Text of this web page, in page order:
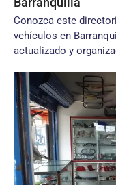
Conozca este
vehículos en
actualizado y